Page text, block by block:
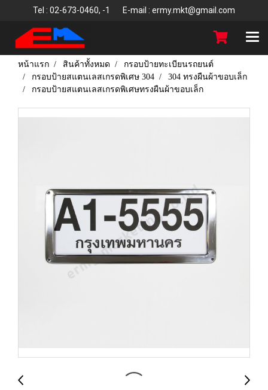
Tel : 02-673-0460, -1 E-mail : ermy.mkt@gmail.com
หน้าแรก สินค้าทั้งหมด
กรอบป้ายทะเบียนรถยนต์
กรอบป้ายสแตนเลสเกรดพิเศษ 304
304 ทรงผืนผ้าขอบเล็ก
กรอบป้ายสแตนเลสเกรดพิเศษทรงผืนผ้าขอบเล็ก